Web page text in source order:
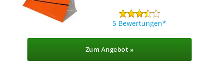
5 Bewertungen
Zum Angebot »